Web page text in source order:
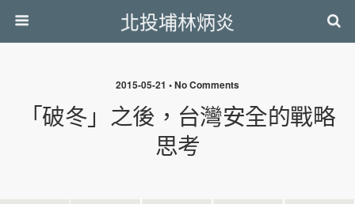
北投埔林炳炎
2015-05-21 • No Comments
「破冬」之後，台灣安全的戰略
思考